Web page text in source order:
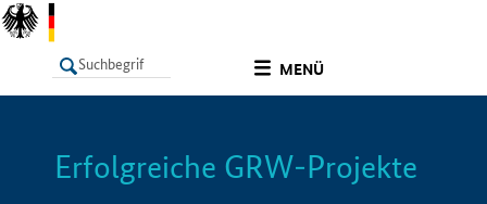
MENÜ
LISTE Info
Erfolgreiche GRW-Projekte